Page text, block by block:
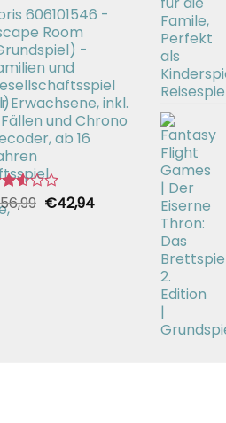
5
war:
€26,99
ist:
606101546 -
Room
-
und
Erwachsene, inkl.
und Chrono
ab 16
56,99 Ursprünglicher
€42,94Aktueller